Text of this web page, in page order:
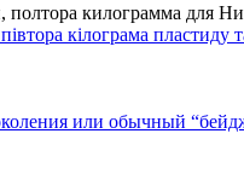
килограмма для
кілограма пластиду
или обычный